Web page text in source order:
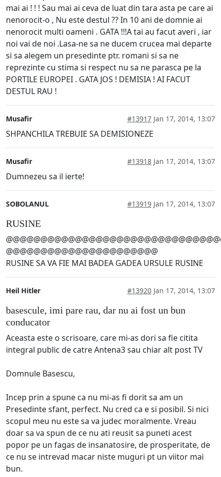
mai ai ! ! ! Sau mai ai ceva de luat din tara asta pe care ai
nenorocit-o , Nu este destul ?? In 10 ani de domnie ai
nenorocit multi oameni . GATA !!!A tai au facut averi , iar
noi vai de noi .Lasa-ne sa ne ducem crucea mai departe
si sa alegem un presedinte ptr. romani si sa ne
reprezinte cu stima si respect nu sa ne parasca pe la
PORTILE EUROPEI . GATA JOS ! DEMISIA ! AI FACUT
DESTUL RAU !
Musafir #13917 Jan 17, 2014, 13:07
SHPANCHILA TREBUIE SA DEMISIONEZE
Musafir #13918 Jan 17, 2014, 13:07
Dumnezeu sa il ierte!
SOBOLANUL #13919 Jan 17, 2014, 13:07
RUSINE
@@@@@@@@@@@@@@@@@@@@@@
RUSINE SA VA FIE MAI BADEA GADEA URSULE RUSINE
Heil Hitler #13920 Jan 17, 2014, 13:07
basescule, imi pare rau, dar nu ai fost un bun
conducator
Aceasta este o scrisoare, care mi-as dori sa fie citita
integral public de catre Antena3 sau chiar alt post TV
Domnule Basescu,
Incep prin a spune ca nu mi-as fi dorit sa am un
Presedinte sfant, perfect. Nu cred ca e si posibil. Si nici
scopul meu nu este sa va judec moralmente. Vreau
doar sa va spun de ce nu ati reusit sa puneti acest
popor pe un fagas de insanatosire, de prosperitate, de
ce nu se intrevad macar niste muguri pt un viitor mai
bun.